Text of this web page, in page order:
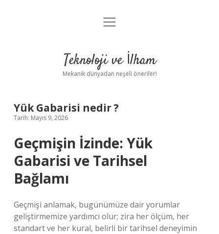
Anasayfa
Yasal Uyarı
menüyü
Teknoloji ve İlham
Mekanik dünyadan neşeli öneriler!
Yük Gabarisi nedir ?
Tarih: Mayıs 9, 2026
Geçmişin İzinde: Yük
Gabarisi ve Tarihsel
Bağlamı
Geçmişi anlamak, bugünümüze dair yorumlar
geliştirmemize yardımcı olur; zira her ölçüm, her
standart ve her kural, belirli bir tarihsel deneyimin